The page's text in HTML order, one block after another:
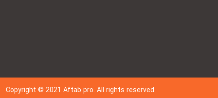
Copyright © 202 1Aftab pro. All rights reserved.